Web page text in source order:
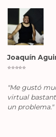
Joaquín
⭐️⭐️⭐️⭐️⭐️
"Me gustó
virtual
un problema."